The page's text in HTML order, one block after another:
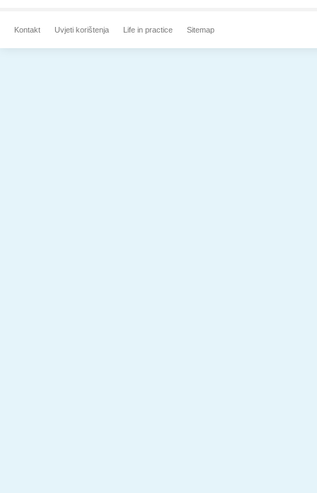
Kontakt Uvjeti korištenja Life in practice Sitemap